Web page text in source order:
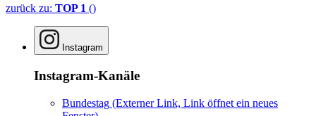
zurück zu: TOP 1 ()
Instagram
Instagram-Kanäle
Bundestag (Externer Link, Link öffnet ein neues